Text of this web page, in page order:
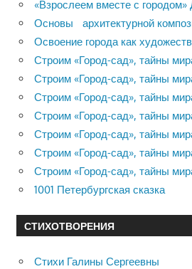
«Взрослеем вместе с городом»
Основы архитектурной
Освоение города как
Строим «Город-сад», тайны
Строим «Город-сад», тайны
Строим «Город-сад», тайны
Строим «Город-сад», тайны
Строим «Город-сад», тайны
Строим «Город-сад», тайны
Строим «Город-сад», тайны
1001 Петербургская сказка
СТИХОТВОРЕНИЯ
Стихи Галины Сергеевны